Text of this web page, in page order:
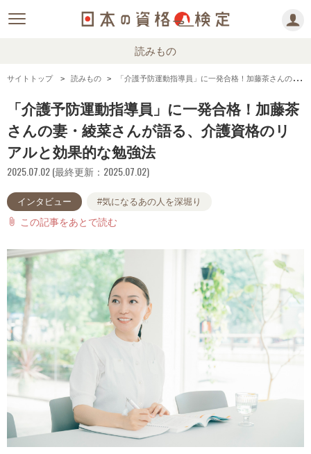
読みもの
サイトトップ 読みもの 「介護予防運動指導員」に一発合格！加藤茶さんの妻・綾菜さんが語る、介護資格のリアルと効果的な勉強法
「介護予防運動指導員」に一発合格！加藤茶
さんの妻・綾菜さんが語る、介護資格のリ
アルと効果的な勉強法
2025.07.02 (最終更新：2025.07.02)
インタビュー #気になるあの人を深堀り
attach_file この記事をあとで読む